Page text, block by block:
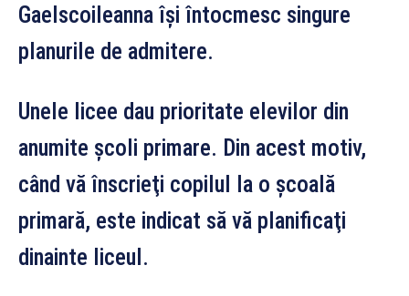
Gaelscoileanna îşi întocmesc singure
planurile de admitere.
Unele licee dau prioritate elevilor din
anumite şcoli primare. Din acest motiv,
când vă înscrieţi copilul la o şcoală
primară, este indicat să vă planificaţi
dinainte liceul.